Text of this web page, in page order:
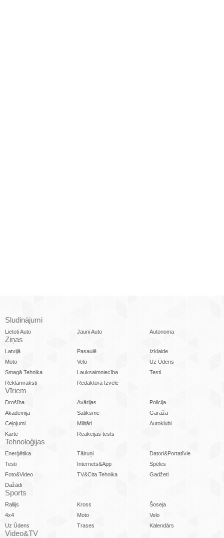
Sludinājumi
Lietoti Auto Jauni Auto Autonoma
Ziņas
Latvijā Pasaulē
Izklaide
Moto
Velo
Uz Ūdens
Smagā Tehnika
Lauksaimniecība
Testi
Reklāmraksti
Redaktora Izvēle
Vīriem
Drošība Avārijas
Policija
Akadēmija
Satiksme
Garāžā
Ceļojumi
Militāri
Autoklubi
Karte
Reakcijas tests
Tehnoloģijas
Enerģētika Tālruņi
Datori&Portatīvie
Testi
Internets&App
Spēles
Foto&Video
TV&Cita Tehnika
Gadžeti
Dažādi
Sports
Rallijs Kross
Šoseja
4x4
Moto
Velo
Uz Ūdens
Trases Kalendārs
Video&TV